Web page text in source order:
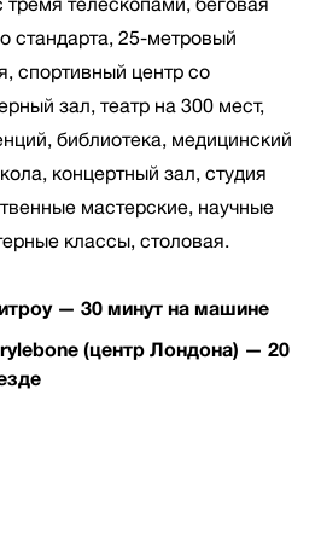
стандарта, 25-метровый
спортивный центр со
зал, театр на 300 мест,
библиотека, медицинский
концертный зал, студия
мастерские, научные
классы, столовая.
— 30 минут на машине
(центр Лондона) — 20